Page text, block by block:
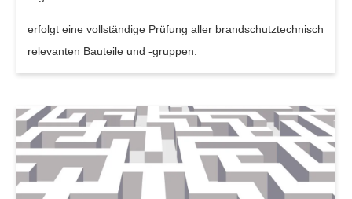
erfolgt eine vollständige Prüfung aller brandschutztechnisch
relevanten Bauteile und -gruppen.